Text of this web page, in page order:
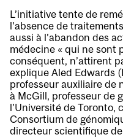
L’initiative tente de
l’absence de
aussi à l’abandon des
médecine « qui ne sont
conséquent, n’attirent
explique Aled Edwards
professeur auxiliaire de
à McGill, professeur de
l’Université de Toronto,
Consortium de
directeur scientifique